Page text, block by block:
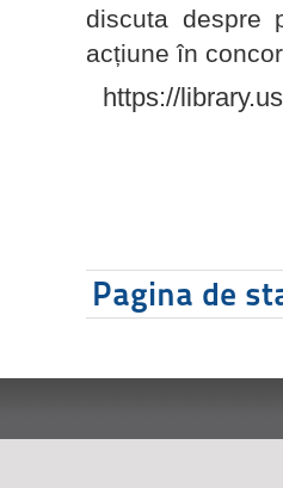
discuta despre
acțiune în
https://
Pagina de